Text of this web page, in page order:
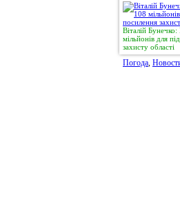
Віталій
мільйонів для
захисту області
Погода,